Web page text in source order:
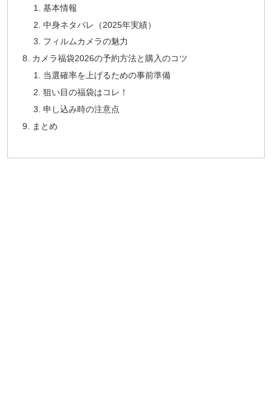
基本情報
中身ネタバレ（2025年実績）
フィルムカメラの魅力
カメラ福袋2026の予約方法と購入のコツ
当選確率を上げるための事前準備
狙い目の福袋はコレ！
申し込み時の注意点
まとめ